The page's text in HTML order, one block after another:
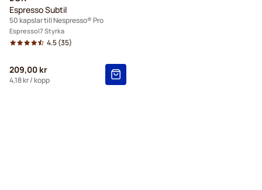
Espresso Subtil
50 kapslar till Nespresso® Pro
Espresso 7 Styrka
4.5(35)
209,00 kr
4,18 kr/ kopp